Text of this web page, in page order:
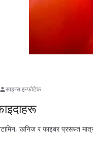
साइन्स इन्फोटेक
खनिज र फाइबर प्रसस्त